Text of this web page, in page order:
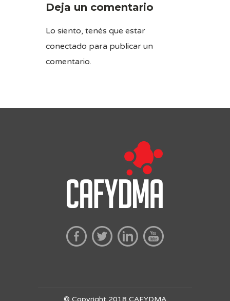
Deja un comentario
Lo siento, tenés que estar
conectado para publicar un
comentario.
© Copyright 2018 CAFYDMA